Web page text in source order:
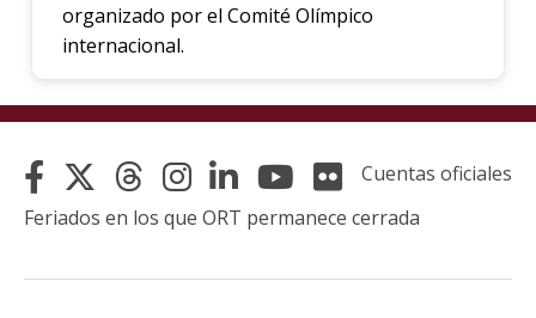
organizado por el Comité Olímpico
internacional.
Cuentas oficiales
Feriados en los que ORT permanece cerrada